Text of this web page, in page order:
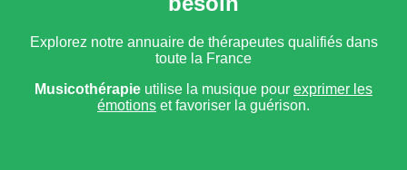
Explorez notre annuaire de thérapeutes qualifiés dans
toute la France
Musicothérapie utilise la musique pour exprimer les
émotions et favoriser la guérison.